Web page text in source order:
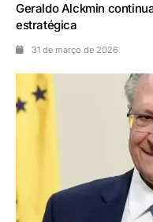
Geraldo Alckmin
estratégica
31 de março de 2026